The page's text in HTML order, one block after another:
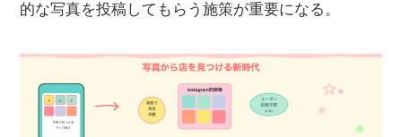
的な写真を投稿してもらう施策が重要になる。